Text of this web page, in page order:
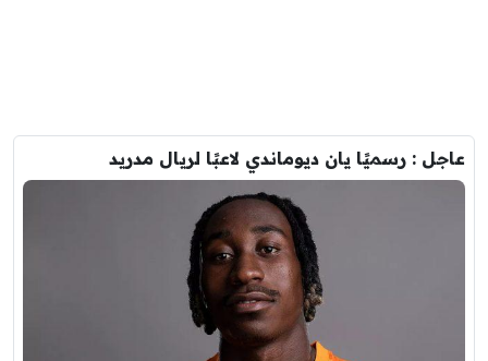
عاجل : رسميًا يان ديوماندي لاعبًا لريال مدريد